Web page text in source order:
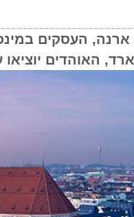
העסקים במינכן
יוציאו